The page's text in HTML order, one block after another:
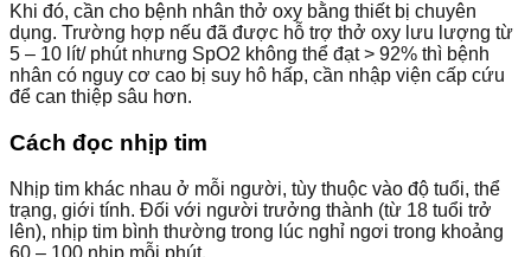
Khi đó, cần cho bệnh nhân thở oxy bằng thiết bị chuyên
dụng. Trường hợp nếu đã được hỗ trợ thở oxy lưu lượng từ
5 – 10 lít/ phút nhưng SpO2 không thể đạt > 92% thì bệnh
nhân có nguy cơ cao bị suy hô hấp, cần nhập viện cấp cứu
để can thiệp sâu hơn.
Cách đọc nhịp tim
Nhịp tim khác nhau ở mỗi người, tùy thuộc vào độ tuổi, thể
trạng, giới tính. Đối với người trưởng thành (từ 18 tuổi trở
lên), nhịp tim bình thường trong lúc nghỉ ngơi trong khoảng
60 – 100 nhịp mỗi phút.